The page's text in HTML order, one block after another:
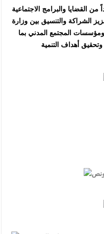
القضايا والبرامج الاجتماعية
الشراكة والتنسيق بين وزارة
ومؤسسات المجتمع المدني بما
أهداف التنمية